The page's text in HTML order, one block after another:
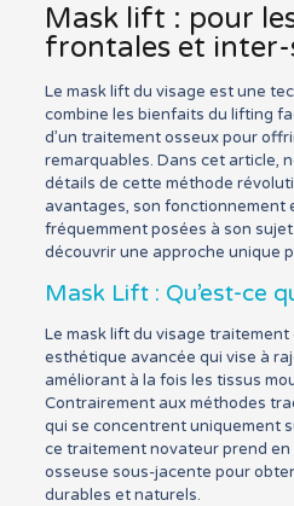
Mask lift : pour
frontales et
Le mask lift du visage est une
combine les bienfaits du lifting
d’un traitement osseux pour
remarquables. Dans cet article,
détails de cette méthode
avantages, son fonctionnement
fréquemment posées à son
découvrir une approche unique
Mask Lift : Qu’est-ce
Le mask lift du visage
esthétique avancée qui vise à
améliorant à la fois les tissus
Contrairement aux méthodes
qui se concentrent uniquement
ce traitement novateur prend
osseuse sous-jacente pour
durables et naturels.